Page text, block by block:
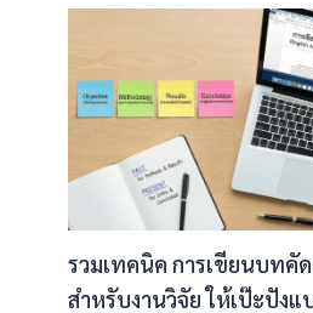
รวมเทคนิค การเขียนบทคั
สำหรับงานวิจัย ให้เป๊ะปังแ